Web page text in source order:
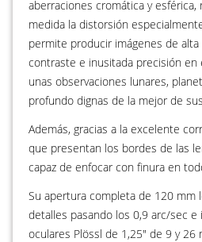
aberraciones cromática y
medida la distorsión
permite producir imágenes de
contraste e inusitada precisión en
unas observaciones lunares,
profundo dignas de la mejor de
Además, gracias a la excelente
que presentan los bordes de las
capaz de enfocar con finura en
Su apertura completa de 120 mm
detalles pasando los 0,9 arc/sec e
oculares Plössl de 1,25" de 9 y 26